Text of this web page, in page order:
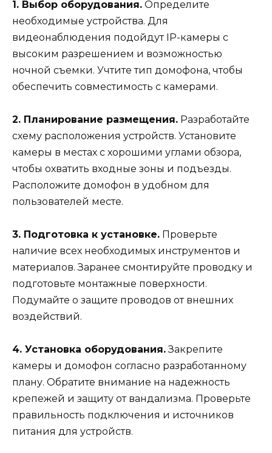
1. Выбор оборудования. Определите
необходимые устройства. Для
видеонаблюдения подойдут IP-камеры с
высоким разрешением и возможностью
ночной съемки. Учтите тип домофона, чтобы
обеспечить совместимость с камерами.
2. Планирование размещения. Разработайте
схему расположения устройств. Установите
камеры в местах с хорошими углами обзора,
чтобы охватить входные зоны и подъезды.
Расположите домофон в удобном для
пользователей месте.
3. Подготовка к установке. Проверьте
наличие всех необходимых инструментов и
материалов. Заранее смонтируйте проводку и
подготовьте монтажные поверхности.
Подумайте о защите проводов от внешних
воздействий.
4. Установка оборудования.Закрепите
камеры и домофон согласно разработанному
плану. Обратите внимание на надежность
крепежей и защиту от вандализма. Проверьте
правильность подключения и источников
питания для устройств.